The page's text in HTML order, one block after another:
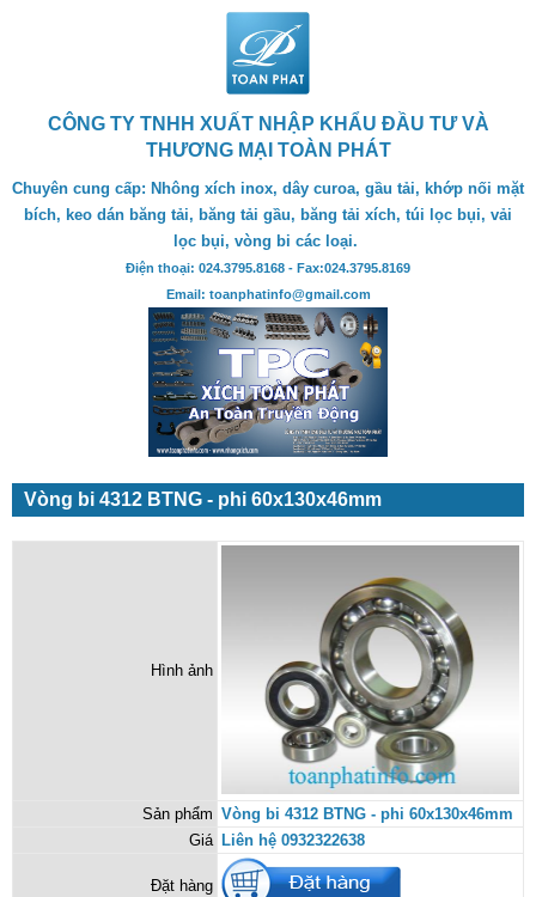
CÔNG TY TNHH XUẤT NHẬP KHẨU ĐẦU TƯ VÀ
THƯƠNG MẠI TOÀN PHÁT
Chuyên cung cấp: Nhông xích inox, dây curoa, gầu tải, khớp nối mặt
bích, keo dán băng tải, băng tải gầu, băng tải xích, túi lọc bụi, vải
lọc bụi, vòng bi các loại.
Điện thoại: 024.3795.8168 - Fax:024.3795.8169
Email: toanphatinfo@gmail.com
Vòng bi 4312 BTNG - phi 60x130x46mm
Hình ảnh
Sản phẩm Vòng bi 4312 BTNG - phi 60x130x46mm
Giá Liên hệ 0932322638
Đặt hàng